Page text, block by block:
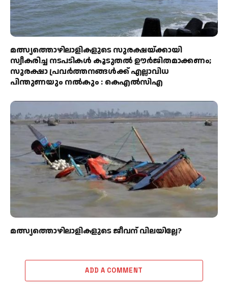
മത്സ്യത്തൊഴിലാളികളുടെ സുരക്ഷയ്ക്കായി
സ്വീകരിച്ച നടപടികൾ കൂടുതൽ ഊർജിതമാക്കണം;
സുരക്ഷാ പ്രവർത്തനങ്ങൾക്ക് എല്ലാവിധ
പിന്തുണയും നൽകും : കെഎൽസിഎ
മത്സ്യത്തൊഴിലാളികളുടെ ജീവന് വിലയില്ലേ?
ADD A COMMENT